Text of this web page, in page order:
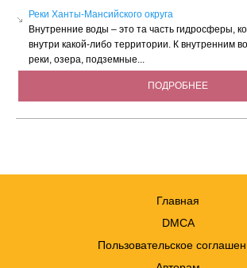
Реки Ханты-Мансийского округа
Внутренние воды – это та часть гидросферы,
внутри какой-либо территории. К внутренним
реки, озера, подземные...
ПОДРОБНЕЕ
Главная
DMCA
Пользовательское